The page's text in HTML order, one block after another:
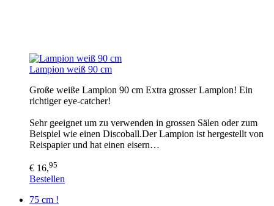
Lampion weiß 90 cm
Große weiße Lampion 90 cm Extra grosser Lampion! Ein
richtiger eye-catcher!
Sehr geeignet um zu verwenden in grossen Sälen oder zum
Beispiel wie einen Discoball.Der Lampion ist hergestellt von
Reispapier und hat einen eisern…
€ 16,95
Bestellen
75 cm !